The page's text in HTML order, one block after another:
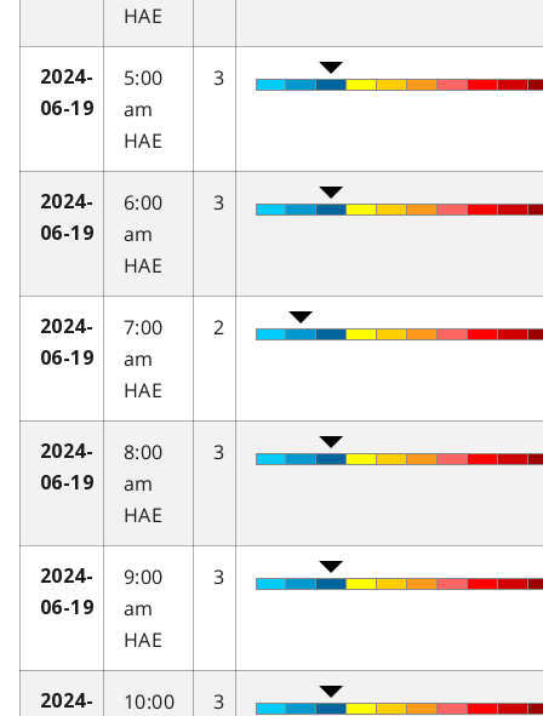
HAE
2024-
06-19
5:00
am
HAE
3
2024-
06-19
6:00
am
HAE
3
2024-
06-19
7:00
am
HAE
2
2024-
06-19
8:00
am
HAE
3
2024-
06-19
9:00
am
HAE
3
2024-
10:00
3